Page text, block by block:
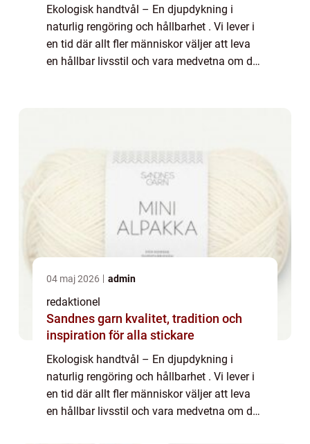
Ekologisk handtvål – En djupdykning i
naturlig rengöring och hållbarhet . Vi lever i
en tid där allt fler människor väljer att leva
en hållbar livsstil och vara medvetna om de
04 maj 2026 admin
redaktionel
Sandnes garn kvalitet, tradition och
inspiration för alla stickare
Ekologisk handtvål – En djupdykning i
naturlig rengöring och hållbarhet . Vi lever i
en tid där allt fler människor väljer att leva
en hållbar livsstil och vara medvetna om de